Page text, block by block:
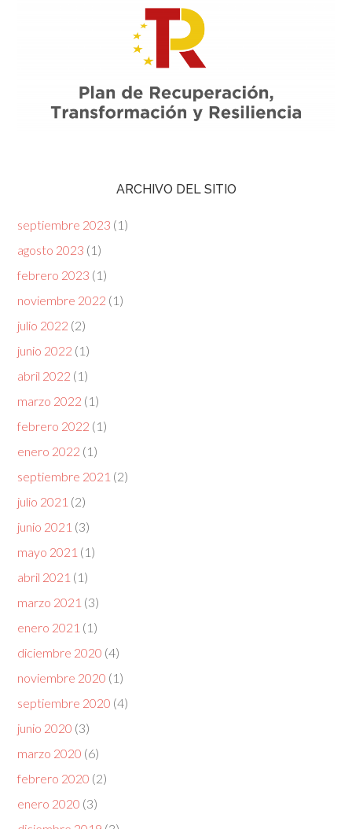
ARCHIVO DEL SITIO
septiembre 2023 (1)
agosto 2023 (1)
febrero 2023 (1)
noviembre 2022 (1)
julio 2022 (2)
junio 2022 (1)
abril 2022 (1)
marzo 2022 (1)
febrero 2022 (1)
enero 2022 (1)
septiembre 2021 (2)
julio 2021 (2)
junio 2021 (3)
mayo 2021 (1)
abril 2021 (1)
marzo 2021 (3)
enero 2021 (1)
diciembre 2020 (4)
noviembre 2020 (1)
septiembre 2020 (4)
junio 2020 (3)
marzo 2020 (6)
febrero 2020 (2)
enero 2020 (3)